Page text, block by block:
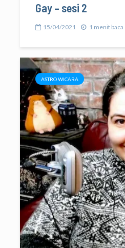
Gay – sesi 2
15/04/2021 1 menit baca
ASTRO WICARA